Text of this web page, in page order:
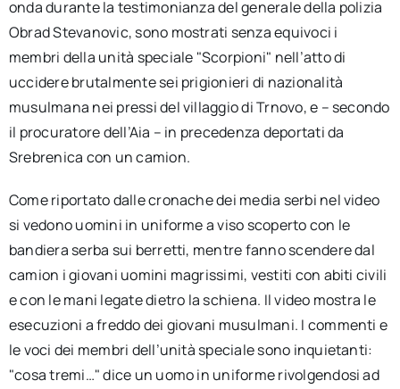
onda durante la testimonianza del generale della polizia
Obrad Stevanovic, sono mostrati senza equivoci i
membri della unità speciale "Scorpioni" nell’atto di
uccidere brutalmente sei prigionieri di nazionalità
musulmana nei pressi del villaggio di Trnovo, e – secondo
il procuratore dell’Aia – in precedenza deportati da
Srebrenica con un camion.
Come riportato dalle cronache dei media serbi nel video
si vedono uomini in uniforme a viso scoperto con le
bandiera serba sui berretti, mentre fanno scendere dal
camion i giovani uomini magrissimi, vestiti con abiti civili
e con le mani legate dietro la schiena. Il video mostra le
esecuzioni a freddo dei giovani musulmani. I commenti e
le voci dei membri dell’unità speciale sono inquietanti:
"cosa tremi…" dice un uomo in uniforme rivolgendosi ad